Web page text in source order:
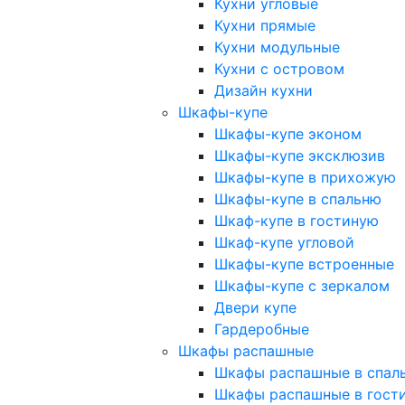
Кухни угловые
Кухни прямые
Кухни модульные
Кухни с островом
Дизайн кухни
Шкафы-купе
Шкафы-купе эконом
Шкафы-купе эксклюзив
Шкафы-купе в прихожую
Шкафы-купе в спальню
Шкаф-купе в гостиную
Шкаф-купе угловой
Шкафы-купе встроенные
Шкафы-купе с зеркалом
Двери купе
Гардеробные
Шкафы распашные
Шкафы распашные в
Шкафы распашные в